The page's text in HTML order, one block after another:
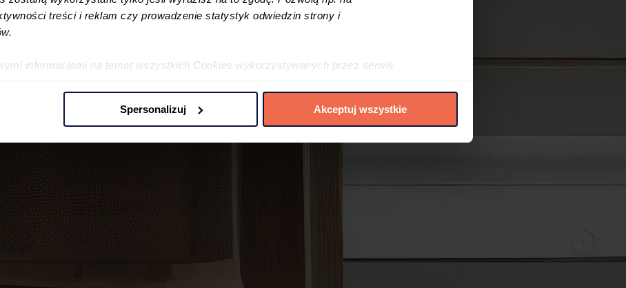
treści i reklam czy prowadzenie statystyk odwiedzin strony i
informacjami na temat wszystkich Cookies wykorzystywanych przez serwis
Spersonalizuj Akceptuj wszystkie